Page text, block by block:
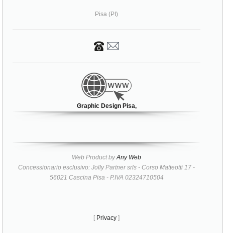
Pisa (PI)
Graphic Design Pisa,
Web Product byAny Web
Concessionario esclusivo: Jolly Partner srls - Corso Matteotti 17 -
56021 Cascina Pisa - P.IVA 02324710504
[ Privacy ]